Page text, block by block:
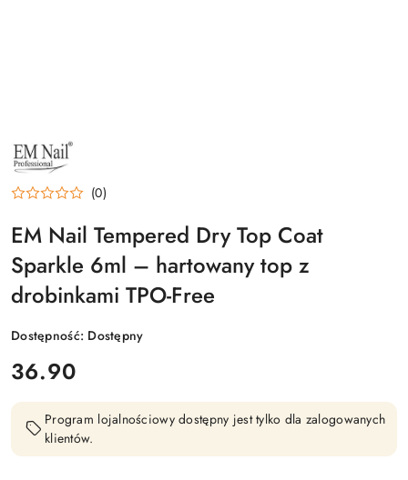
NAZWA
PRODUCENTA:
EM
NAIL
PROFESSIONAL(0)
EM Nail Tempered Dry Top Coat
Sparkle 6ml – hartowany top z
drobinkami TPO-Free
Dostępność: Dostępny
cena:
36.90
Program lojalnościowy dostępny jest tylko dla zalogowanych
klientów.